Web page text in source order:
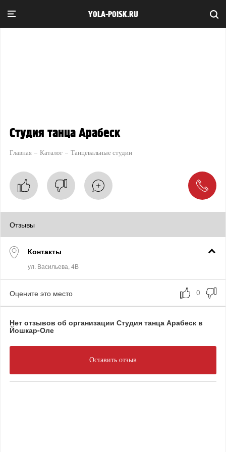
YOLA-POISK.RU
Студия танца Арабеск
Главная Каталог Танцевальные студии
Отзывы
Контакты
Оцените это место
Нет отзывов об организации Студия танца Арабеск в
Йошкар-Оле
Оставить отзыв